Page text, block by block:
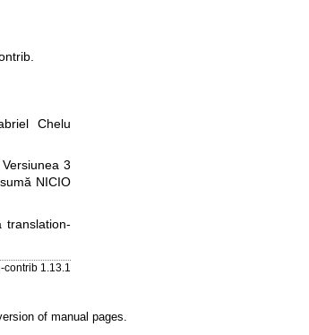
Chelu
3
NICIO
translation-
contrib 1.13.1
of manual pages.